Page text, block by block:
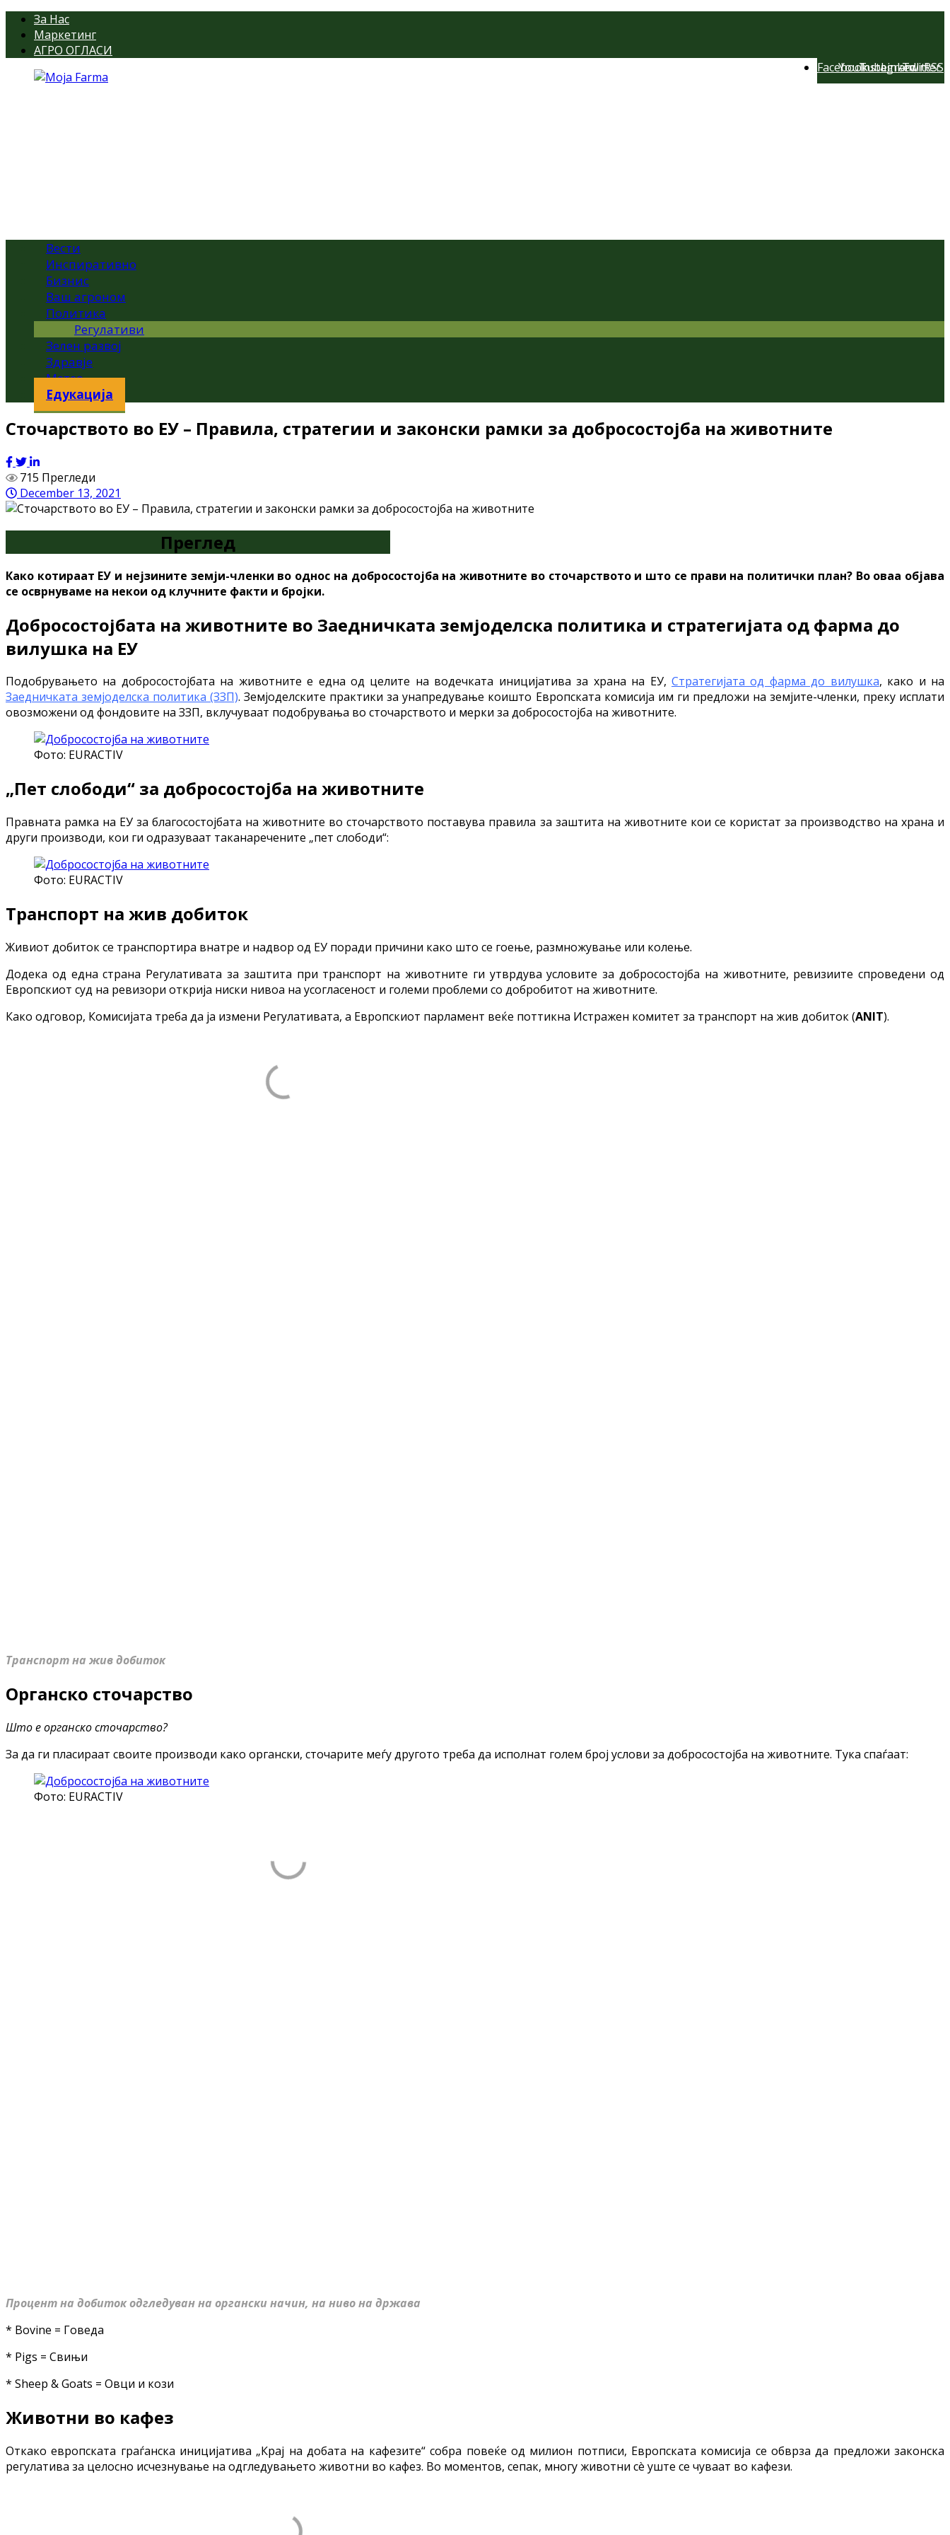
За Нас
Маркетинг
АГРО ОГЛАСИ
RSS
Twitter
LinkedIn
Instagram
YouTube
Facebook
Вести
Инспиративно
Бизнис
Ваш агроном
Политика
Регулативи
Зелен развој
Здравје
Метео
Едукација
Сточарството во ЕУ – Правила, стратегии и законски рамки за добросостојба на животните
715 Прегледи
December 13, 2021
Преглед
Како котираат ЕУ и нејзините земји-членки во однос на добросостојба на животните во сточарството и што се прави на политички план? Во оваа објава
се осврнуваме на некои од клучните факти и бројки.
Добросостојбата на животните во Заедничката земјоделска политика и стратегијата од фарма до
вилушка на ЕУ
Подобрувањето на добросостојбата на животните е една од целите на водечката иницијатива за храна на ЕУ, Стратегијата од фарма до вилушка, како и на
Заедничката земјоделска политика (ЗЗП). Земјоделските практики за унапредување коишто Европската комисија им ги предложи на земјите-членки, преку исплати
овозможени од фондовите на ЗЗП, вклучуваат подобрувања во сточарството и мерки за добросостојба на животните.
Фото: EURACTIV
„Пет слободи“ за добросостојба на животните
Правната рамка на ЕУ за благосостојбата на животните во сточарството поставува правила за заштита на животните кои се користат за производство на храна и
други производи, кои ги одразуваат таканаречените „пет слободи“:
Фото: EURACTIV
Транспорт на жив добиток
Живиот добиток се транспортира внатре и надвор од ЕУ поради причини како што се гоење, размножување или колење.
Додека од една страна Регулативата за заштита при транспорт на животните ги утврдува условите за добросостојба на животните, ревизиите спроведени од
Европскиот суд на ревизори открија ниски нивоа на усогласеност и големи проблеми со добробитот на животните.
Како одговор, Комисијата треба да ја измени Регулативата, а Европскиот парламент веќе поттикна Истражен комитет за транспорт на жив добиток (ANIT).
Транспорт на жив добиток
Органско сточарство
Што е органско сточарство?
За да ги пласираат своите производи како органски, сточарите меѓу другото треба да исполнат голем број услови за добросостојба на животните. Тука спаѓаат:
Фото: EURACTIV
Процент на добиток одгледуван на органски начин, на ниво на држава
* Bovine = Говеда
* Pigs = Свињи
* Sheep & Goats = Овци и кози
Животни во кафез
Откако европската граѓанска иницијатива „Крај на добата на кафезите“ собра повеќе од милион потписи, Европската комисија се обврза да предложи законска
регулатива за целосно исчезнување на одгледувањето животни во кафез. Во моментов, сепак, многу животни сè уште се чуваат во кафези.